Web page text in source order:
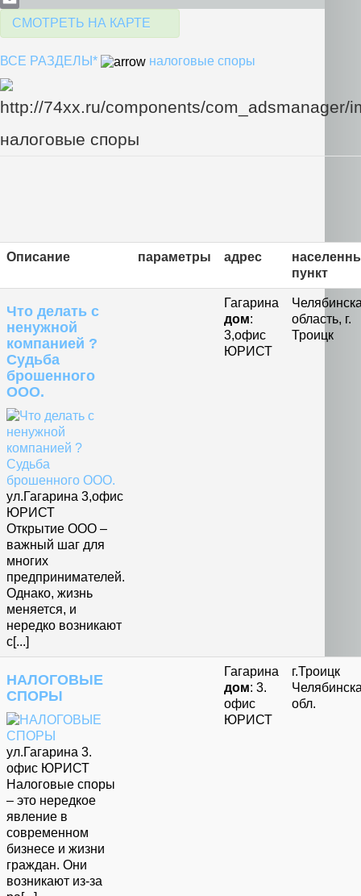
Email
СМОТРЕТЬ НА КАРТЕ
ВСЕ РАЗДЕЛЫ* налоговые споры
налоговые споры
Описание параметры адрес
пункт
Что делать с
ненужной
компанией ?
Судьба
брошенного
ООО.
ул.Гагарина 3,офис
ЮРИСТ
Открытие ООО –
важный шаг для
многих
предпринимателей.
Однако, жизнь
меняется, и
нередко возникают
с[...]
Гагарина
дом:
3,офис
ЮРИСТ
область, г.
Троицк
НАЛОГОВЫЕ
СПОРЫ
ул.Гагарина 3.
офис ЮРИСТ
Налоговые споры
– это нередкое
явление в
современном
бизнесе и жизни
граждан. Они
возникают из-за
Гагарина
дом: 3.
офис
ЮРИСТ
г.Троицк
обл.